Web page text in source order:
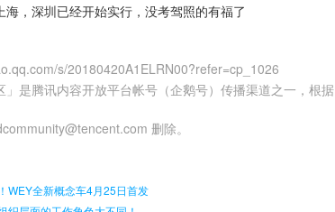
，深圳已经开始实行，没考驾照的有福了
s/20180420A1ELRN00?refer=cp_1026
」是腾讯内容开放平台帐号（企鹅号）传播渠道之一，根据
删除。
WEY全新概念车4月25日首发